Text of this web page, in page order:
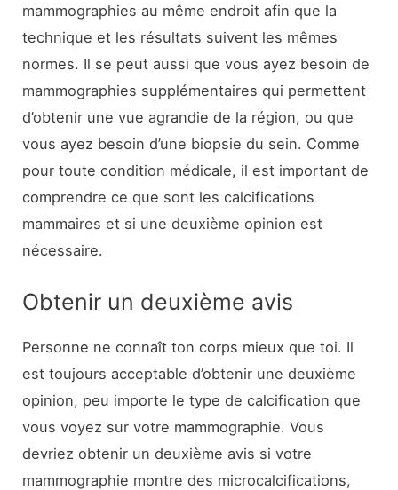
mammographies au même endroit afin que la
technique et les résultats suivent les mêmes
normes. Il se peut aussi que vous ayez besoin de
mammographies supplémentaires qui permettent
d’obtenir une vue agrandie de la région, ou que
vous ayez besoin d’une biopsie du sein. Comme
pour toute condition médicale, il est important de
comprendre ce que sont les calcifications
mammaires et si une deuxième opinion est
nécessaire.
Obtenir un deuxième avis
Personne ne connaît ton corps mieux que toi. Il
est toujours acceptable d’obtenir une deuxième
opinion, peu importe le type de calcification que
vous voyez sur votre mammographie. Vous
devriez obtenir un deuxième avis si votre
mammographie montre des microcalcifications,